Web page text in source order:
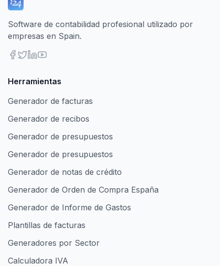
Software de contabilidad profesional utilizado por
empresas en Spain.
Herramientas
Generador de facturas
Generador de recibos
Generador de presupuestos
Generador de presupuestos
Generador de notas de crédito
Generador de Orden de Compra España
Generador de Informe de Gastos
Plantillas de facturas
Generadores por Sector
Calculadora IVA